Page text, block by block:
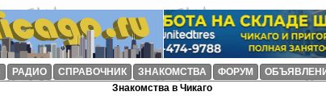
РАДИО СПРАВОЧНИК ЗНАКОМСТВА ФОРУМ
Знакомства в Чикаго